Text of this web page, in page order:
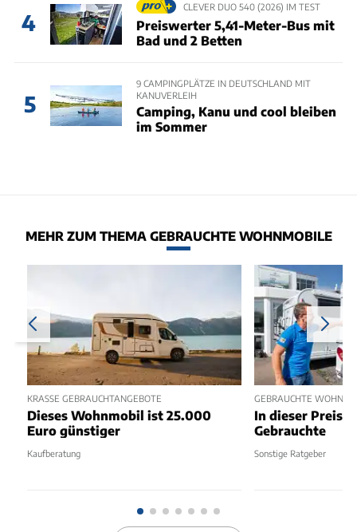
4
CLEVER DUO 540 (2026) IM TEST
Preiswerter 5,41-Meter-Bus mit
Bad und 2 Betten
5
9 CAMPINGPLÄTZE IN DEUTSCHLAND MIT
KANUVERLEIH
Camping, Kanu und cool bleiben
im Sommer
MEHR ZUM THEMA GEBRAUCHTE WOHNMOBILE
KRASSE GEBRAUCHTANGEBOTE
Dieses Wohnmobil ist 25.000
Euro günstiger
Kaufberatung
GEBRAUCHTE
In dieser
Gebrauchte
Sonstige Ratgeber